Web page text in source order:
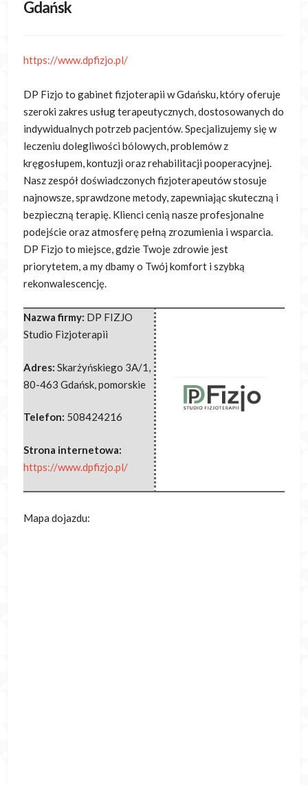
Gdańsk
https://www.dpfizjo.pl/
DP Fizjo to gabinet fizjoterapii w Gdańsku, który oferuje
szeroki zakres usług terapeutycznych, dostosowanych do
indywidualnych potrzeb pacjentów. Specjalizujemy sięw
leczeniu dolegliwości bólowych, problemów z
kręgosłupem, kontuzji oraz rehabilitacji pooperacyjnej.
Nasz zespół doświadczonych fizjoterapeutów stosuje
najnowsze, sprawdzone metody, zapewniając skuteczną i
bezpieczną terapię. Klienci cenią nasze profesjonalne
podejście oraz atmosferę pełną zrozumienia i wsparcia.
DP Fizjo to miejsce, gdzie Twoje zdrowie jest
priorytetem, a my dbamy o Twój komfort i szybką
rekonwalescencję.
Nazwa firmy: DP FIZJO
Studio Fizjoterapii
Adres: Skarżyńskiego 3A/1,
80-463 Gdańsk,pomorskie
Telefon: 508424216
Strona internetowa:
https://www.dpfizjo.pl/
Mapa dojazdu: